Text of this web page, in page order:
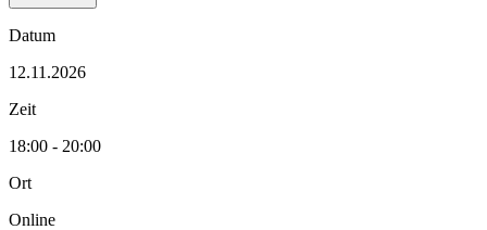
Datum
12.11.2026
Zeit
18:00 - 20:00
Ort
Online